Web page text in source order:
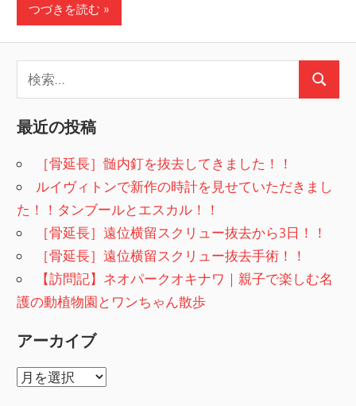
つづきを読む
索:
検
最近の投稿
［骨延長］髄内釘を抜去してきました！！
ルイヴィトンで新作の時計を見せていただきまし
た！！タンブールとエスカル！！
［骨延長］遠位横留スクリュー抜去から3日！！
［骨延長］遠位横留スクリュー抜去手術！！
【訪問記】ネオパークオキナワ｜親子で楽しむ名
護の動植物園とワンちゃん散歩
アーカイブ
ア